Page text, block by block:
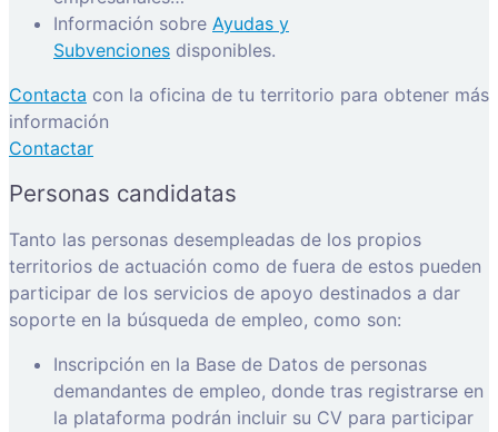
Información sobre Ayudas y
Subvenciones disponibles.
Contacta con la oficina de tu territorio para obtener más
información
Contactar
Personas candidatas
Tanto las personas desempleadas de los propios
territorios de actuación como de fuera de estos pueden
participar de los servicios de apoyo destinados a dar
soporte en la búsqueda de empleo, como son:
Inscripción en la Base de Datos de personas
demandantes de empleo, donde tras registrarse en
la plataforma podrán incluir su CV para participar